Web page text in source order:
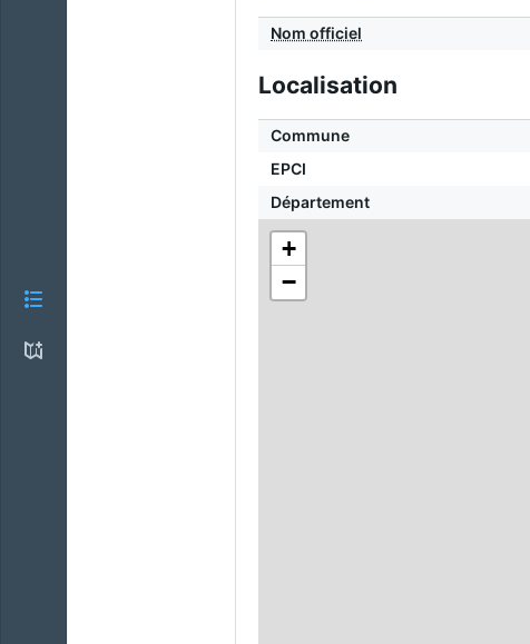
Nom officiel
Localisation
Commune
EPCI
Département
+
−